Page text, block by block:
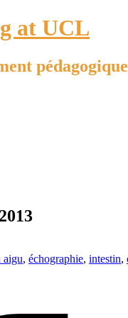
at UCL
pédagogique
aigu, échographie, intestin,